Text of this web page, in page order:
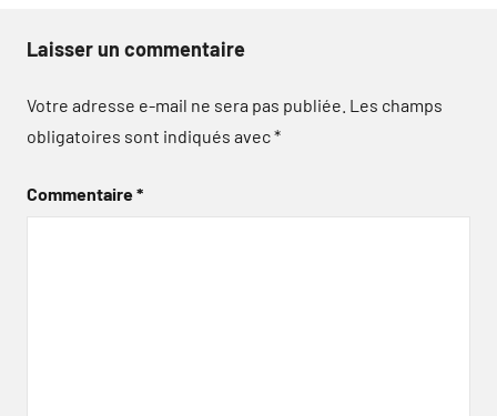
Laisser un commentaire
Votre adresse e-mail ne sera pas publiée. Les champs
obligatoires sont indiqués avec*
Commentaire*